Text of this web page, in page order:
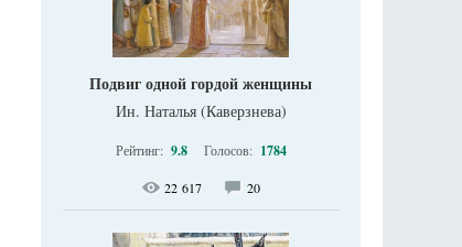
Подвиг одной гордой женщины
Ин. Наталья (Каверзнева)
Рейтинг: 9.8 Голосов: 1784
22 617 20